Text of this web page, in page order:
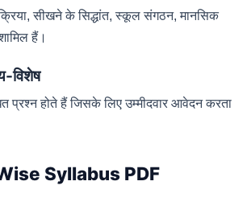
सीखने के सिद्धांत, स्कूल संगठन, मानसिक
हैं।
विशेष
प्रश्न होते हैं जिसके लिए उम्मीदवार आवेदन करता
Syllabus PDF